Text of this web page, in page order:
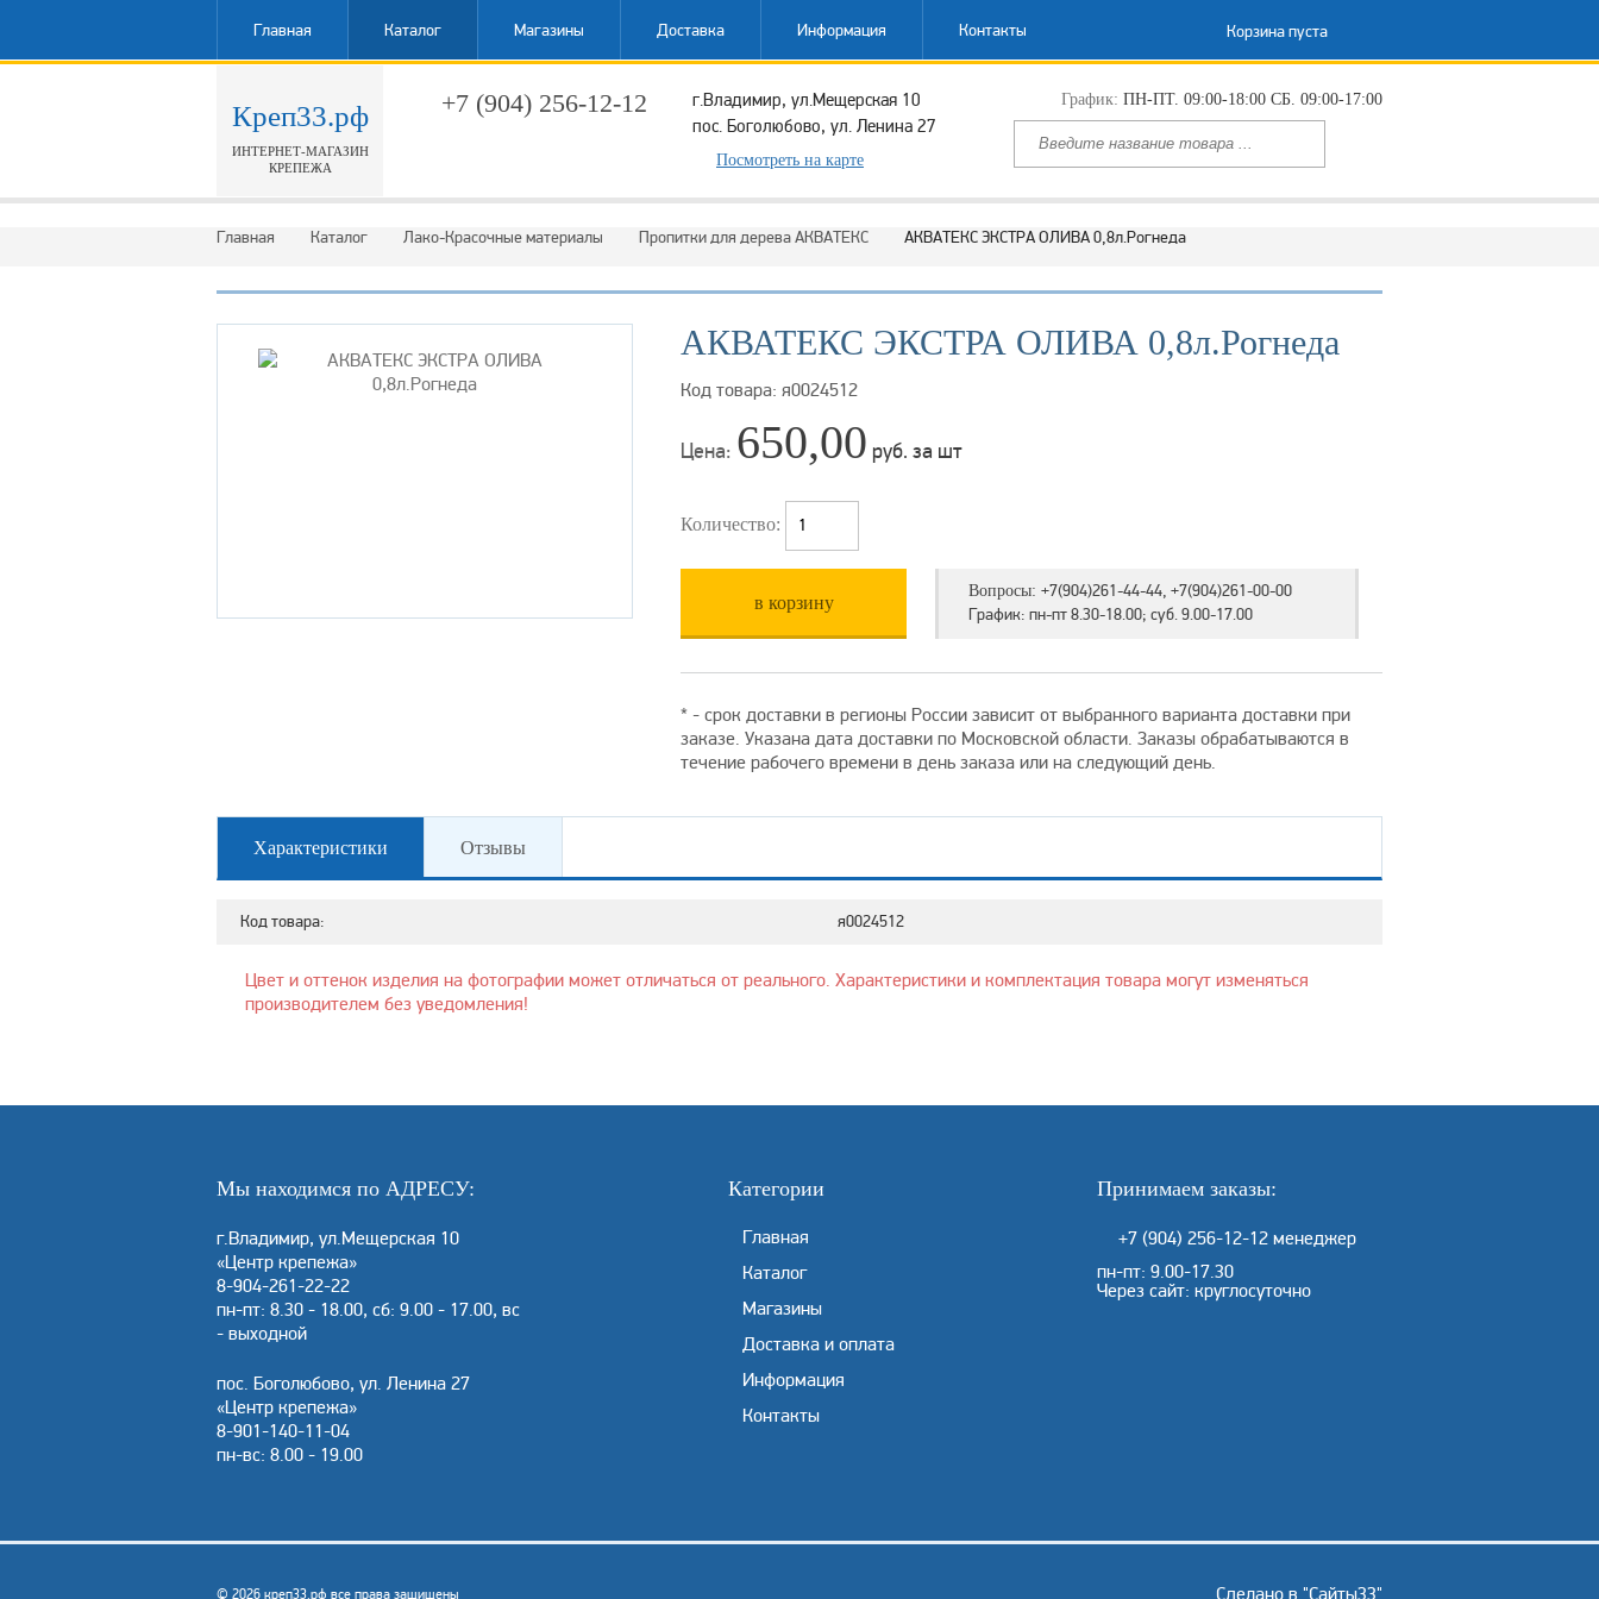
Главная Каталог Магазины Доставка Информация Контакты Корзина пуста
Креп33.рф
ИНТЕРНЕТ-МАГАЗИН
КРЕПЕЖА
+7 (904) 256-12-12
г.Владимир, ул.Мещерская 10
пос. Боголюбово, ул. Ленина 27
Посмотреть на карте
График: ПН-ПТ. 09:00-18:00 СБ. 09:00-17:00
Главная Каталог Лако-Красочные материалы Пропитки для дерева АКВАТЕКС АКВАТЕКС ЭКСТРА ОЛИВА 0,8л.Рогнеда
АКВАТЕКС ЭКСТРА ОЛИВА 0,8л.Рогнеда
Код товара: я0024512
Цена: 650,00 руб. за шт
Количество:
в корзину
Вопросы: +7(904)261-44-44, +7(904)261-00-00
График: пн-пт 8.30-18.00; суб. 9.00-17.00
* - срок доставки в регионы России зависит от выбранного варианта доставки при
заказе. Указана дата доставки по Московской области. Заказы обрабатываются в
течение рабочего времени в день заказа или на следующий день.
Характеристики Отзывы
Код товара: я0024512
Цвет и оттенок изделия на фотографии может отличаться от реального. Характеристики и комплектация товара могут изменяться
производителем без уведомления!
Мы находимся по АДРЕСУ:
г.Владимир, ул.Мещерская 10
«Центр крепежа»
8-904-261-22-22
пн-пт: 8.30 - 18.00, сб: 9.00 - 17.00, вс
- выходной
пос. Боголюбово, ул. Ленина 27
«Центр крепежа»
8-901-140-11-04
пн-вс: 8.00 - 19.00
Категории
Главная
Каталог
Магазины
Доставка и оплата
Информация
Контакты
Принимаем заказы:
+7 (904) 256-12-12 менеджер
пн-пт: 9.00-17.30
Через сайт: круглосуточно
© 2026 креп33.рф все права защищены Сделано в "Сайты33"